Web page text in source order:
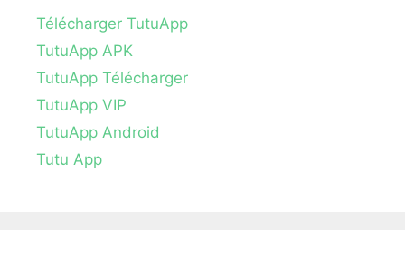
Télécharger TutuApp
TutuApp APK
TutuApp Télécharger
TutuApp VIP
TutuApp Android
Tutu App